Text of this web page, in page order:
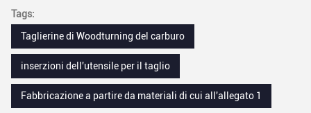
Tags:
Taglierine di Woodturning del carburo
inserzioni dell'utensile per il taglio
Fabbricazione a partire da materiali di cui all'allegato 1